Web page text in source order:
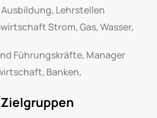
Lehrstellen
Strom, Gas, Wasser,
Führungskräfte, Manager
Banken,